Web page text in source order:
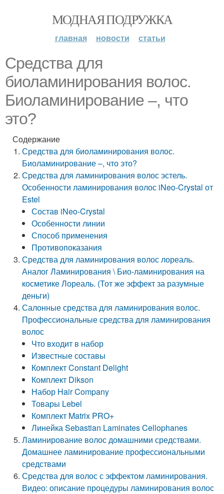
МОДНАЯ ПОДРУЖКА
главная новости статьи
Средства для
биоламинирования волос.
Биоламинирование –, что
это?
Содержание
Средства для биоламинирования волос.
Биоламинирование –, что это?
Средства для ламинирования волос эстель.
Особенности ламинирования волос iNeo-Crystal от
Estel
Состав iNeo-Crystal
Особенности линии
Способ применения
Противопоказания
Средства для ламинирования волос лореаль.
Аналог Ламинирования \ Био-ламинирования на
косметике Лореаль. (Тот же эффект за разумные
деньги)
Салонные средства для ламинирования волос.
Профессиональные средства для ламинирования
волос
Что входит в набор
Известные составы
Комплект Constant Delight
Комплект Dikson
Набор Hair Company
Товары Lebel
Комплект Matrix PRO+
Линейка Sebastian Laminates Cellophanes
Ламинирование волос домашними средствами.
Домашнее ламинирование профессиональными
средствами
Средства для волос с эффектом ламинирования.
Видео: описание процедуры ламинирования волос